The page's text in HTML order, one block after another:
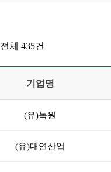
전체 435건
기업명
(유)녹원
(유)대연산업